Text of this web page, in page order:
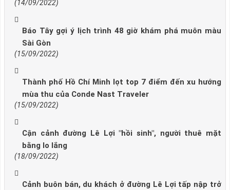
(14/09/2022)
Báo Tây gợi ý lịch trình 48 giờ khám phá muôn màu
Sài Gòn
(15/09/2022)
Thành phố Hồ Chí Minh lọt top 7 điểm đến xu hướng
mùa thu của Conde Nast Traveler
(15/09/2022)
Cận cảnh đường Lê Lợi "hồi sinh", người thuê mặt
bằng lo lắng
(18/09/2022)
Cảnh buôn bán, du khách ở đường Lê Lợi tấp nập trở